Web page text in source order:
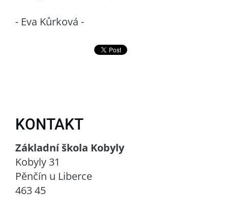
- Eva Kůrková -
KONTAKT
Základní škola Kobyly
Kobyly 31
Pěnčín u Liberce
463 45